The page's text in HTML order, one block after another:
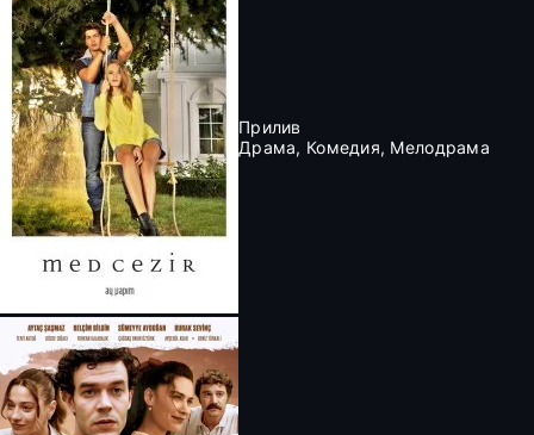
Прилив
Драма, Комедия, Мелодрама